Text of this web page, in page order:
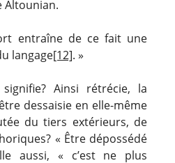
Altounian.
entraîne de ce fait une
langage[12]. »
signifie? Ainsi rétrécie, la
dessaisie en elle-même
du tiers extérieurs, de
« Être dépossédé
aussi, « c’est ne plus